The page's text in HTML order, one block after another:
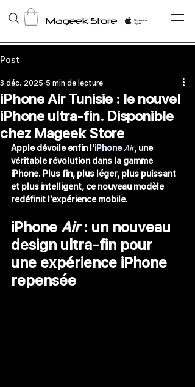
Post
iPhone Air Tunisie : le nouvel
iPhone ultra-fin. Disponible
chez Mageek Store
3 déc. 2025 5 min de lecture
Apple dévoile enfin l’iPhone Air, une
véritable révolution dans la gamme
iPhone. Plus fin, plus léger, plus puissant
et plus intelligent, ce nouveau modèle
redéfinit l’expérience mobile.
iPhone Air : un nouveau
design ultra-fin pour
une expérience iPhone
repensée